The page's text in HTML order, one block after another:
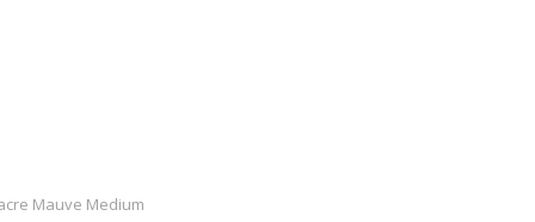
Mauve Medium